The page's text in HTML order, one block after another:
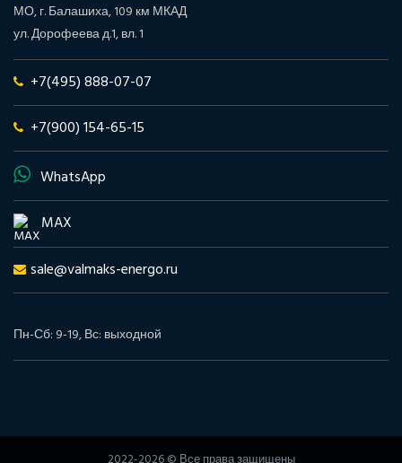
МО, г. Балашиха, 109 км МКАД
ул. Дорофеева д.1, вл. 1
+7(495) 888-07-07
+7(900) 154-65-15
WhatsApp
MAX
sale@valmaks-energo.ru
Пн-Сб: 9-19, Вс: выходной